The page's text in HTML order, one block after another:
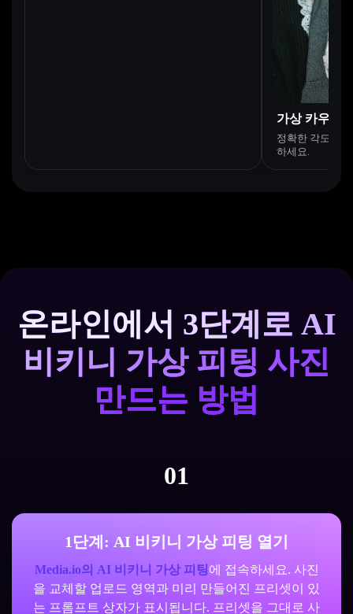
가상 카우보
정확한 각도와
하세요.
온라인에서 3단계로 AI
비키니 가상 피팅 사진
만드는 방법
01
1단계: AI 비키니 가상 피팅 열기
Media.io의 AI 비키니 가상 피팅에 접속하세요. 사진
을 교체할 업로드 영역과 미리 만들어진 프리셋이 있
는 프롬프트 상자가 표시됩니다. 프리셋을 그대로 사